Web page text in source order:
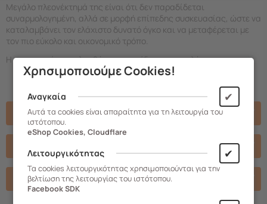
Μεγάλο πλεονέκτημά της είναι ότι δεν παραδίδεται
συναρμολογημένη, αλλά σε μορφή επίπεδης συσκευασίας, ώστε να
καταλαμβάνει τον ελάχιστο δυνατό όγκο και να μεταφέρεται με
τον πιο εύκολο και οικονομικό τρόπο.
Η συσκευασία περιλαμβάνει εγχειρίδιο συναρμολόγησης.
Χαρακτηριστικά
Σχετικά Αρχεία
Βιντεο
Χρησιμοποιούμε Cookies!
Αναγκαία ✔
Αυτά τα cookies είναι απαραίτητα για τη λειτουργία του
ιστότοπου.
eShop Cookies, Cloudflare
Λειτουργικότητας ✔
Τα cookies λειτουργικότητας χρησιμοποιούνται για την
βελτίωση της λειτουργίας του ιστότοπου.
Facebook SDK